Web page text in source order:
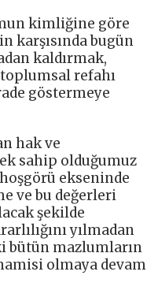
kimliğine göre
karşısında bugün
kaldırmak,
refahı
göstermeye
hak ve
sahip olduğumuz
ekseninde
ve bu değerleri
şekilde
yılmadan
bütün mazlumların
olmaya devam